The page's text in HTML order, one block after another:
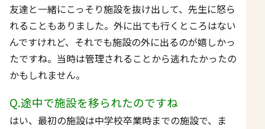
友達と一緒にこっそり施設を抜け出して、先生に怒ら
れることもありました。外に出ても行くところはない
んですけれど、それでも施設の外に出るのが嬉しかっ
たですね。当時は管理されることから逃れたかったの
かもしれません。
Q.途中で施設を移られたのですね
はい、最初の施設は中学校卒業時までの施設で、ま